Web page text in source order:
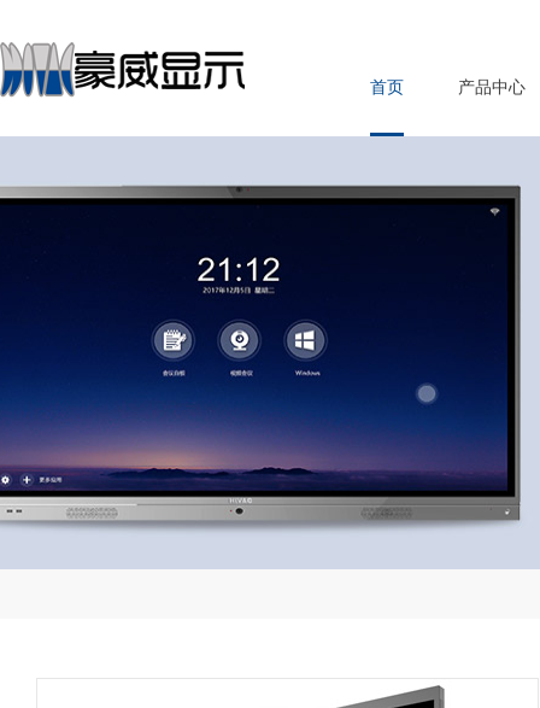
首页 产品中心